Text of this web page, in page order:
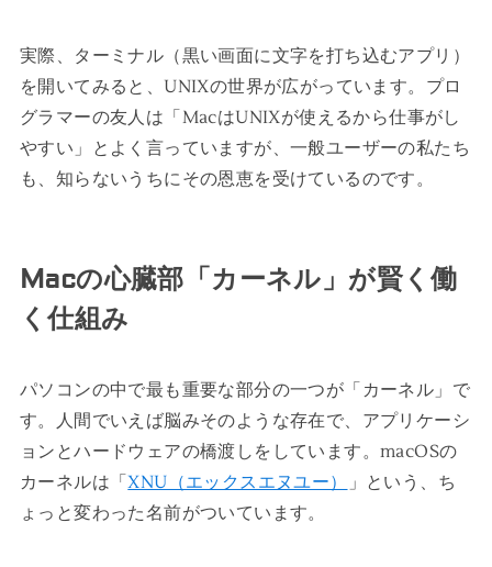
実際、ターミナル（黒い画面に文字を打ち込むアプリ）
を開いてみると、UNIXの世界が広がっています。プロ
グラマーの友人は「MacはUNIXが使えるから仕事がし
やすい」とよく言っていますが、一般ユーザーの私たち
も、知らないうちにその恩恵を受けているのです。
Macの心臓部「カーネル」が賢く働
く仕組み
パソコンの中で最も重要な部分の一つが「カーネル」で
す。人間でいえば脳みそのような存在で、アプリケーシ
ョンとハードウェアの橋渡しをしています。macOSの
カーネルは「XNU（エックスエヌユー）
」という、ち
ょっと変わった名前がついています。